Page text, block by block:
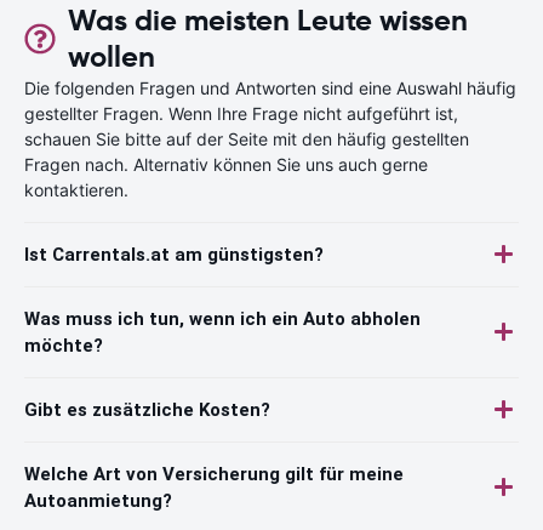
Was die meisten Leute wissen
wollen
Die folgenden Fragen und Antworten sind eine Auswahl häufig
gestellter Fragen. Wenn Ihre Frage nicht aufgeführt ist,
schauen Sie bitte auf der Seite mit den häufig gestellten
Fragen nach. Alternativ können Sie uns auch gerne
kontaktieren.
Ist Carrentals.at am günstigsten?
Was muss ich tun, wenn ich ein Auto abholen
möchte?
Gibt es zusätzliche Kosten?
Welche Art von Versicherung gilt für meine
Autoanmietung?